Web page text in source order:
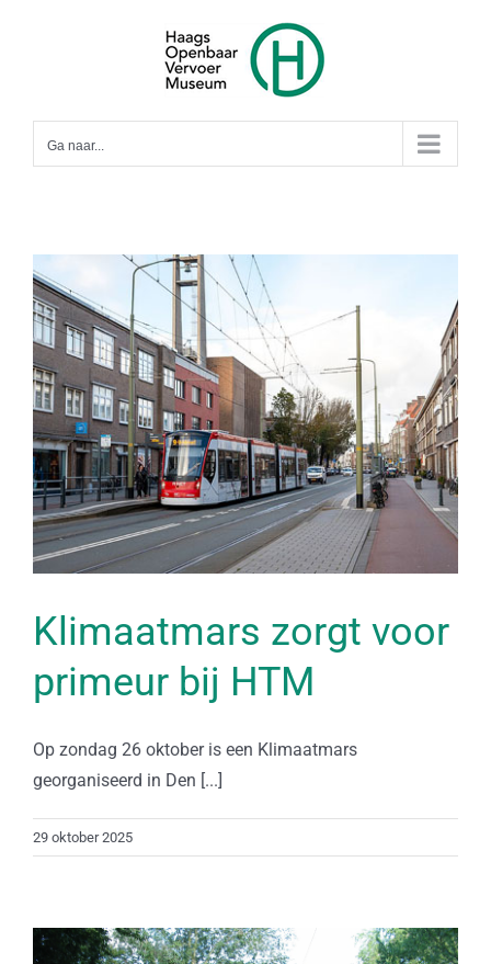
Ga naar...
Klimaatmars zorgt voor
primeur bij HTM
Op zondag 26 oktober is een Klimaatmars
georganiseerd in Den [...]
29 oktober 2025